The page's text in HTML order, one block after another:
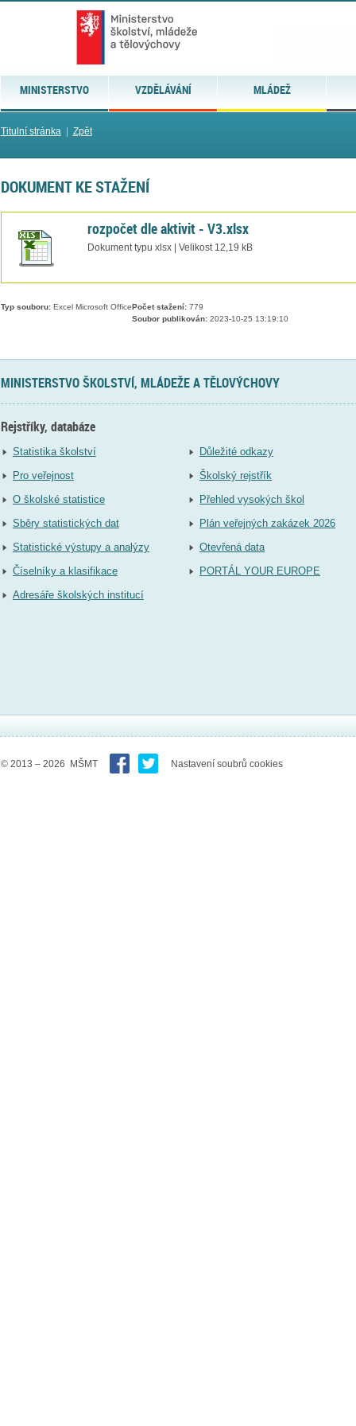
MINISTERSTVO VZDĚLÁVÁNÍ MLÁDEŽ
Titulní stránka| Zpět
DOKUMENT KE STAŽENÍ
rozpočet dle aktivit - V3.xlsx
Dokument typu xlsx | Velikost 12,19 kB
Typ souboru:Excel Microsoft Office Počet stažení:779
Soubor publikován:2023-10-25 13:19:10
MINISTERSTVO ŠKOLSTVÍ, MLÁDEŽE A TĚLOVÝCHOVY
Rejstříky, databáze
Statistika školství
Pro veřejnost
O školské statistice
Sběry statistických dat
Statistické výstupy a analýzy
Číselníky a klasifikace
Adresáře školských institucí
Důležité odkazy
Školský rejstřík
Přehled vysokých škol
Plán veřejných zakázek 2026
Otevřená data
PORTÁL YOUR EUROPE
© 2013 – 2026 MŠMT Nastavení soubrů cookies